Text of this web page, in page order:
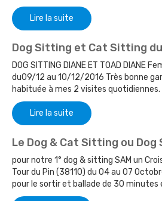
Lire la suite
Dog Sitting et Cat Sitting
DOG SITTING DIANE ET TOAD DIANE
du09/12 au 10/12/2016 Très bonne
habituée à mes 2 visites quotidiennes.
Lire la suite
Le Dog & Cat Sitting ou
pour notre 1° dog & sitting SAM un
Tour du Pin (38110) du 04 au 07
pour le sortir et ballade de 30 minutes